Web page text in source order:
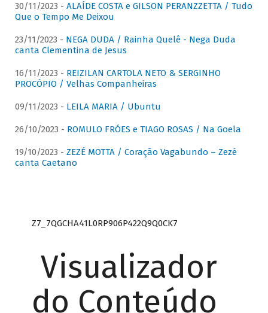
30/11/2023 - ALAÍDE COSTA e GILSON PERANZZETTA / Tudo
Que o Tempo Me Deixou
23/11/2023 - NEGA DUDA / Rainha Quelê - Nega Duda
canta Clementina de Jesus
16/11/2023 - REIZILAN CARTOLA NETO & SERGINHO
PROCÓPIO / Velhas Companheiras
09/11/2023 - LEILA MARIA / Ubuntu
26/10/2023 - ROMULO FRÓES e TIAGO ROSAS / Na Goela
19/10/2023 - ZEZÉ MOTTA / Coração Vagabundo – Zezé
canta Caetano
Z7_7QGCHA41L0RP906P422Q9Q0CK7
Visualizador
do Conteúdo